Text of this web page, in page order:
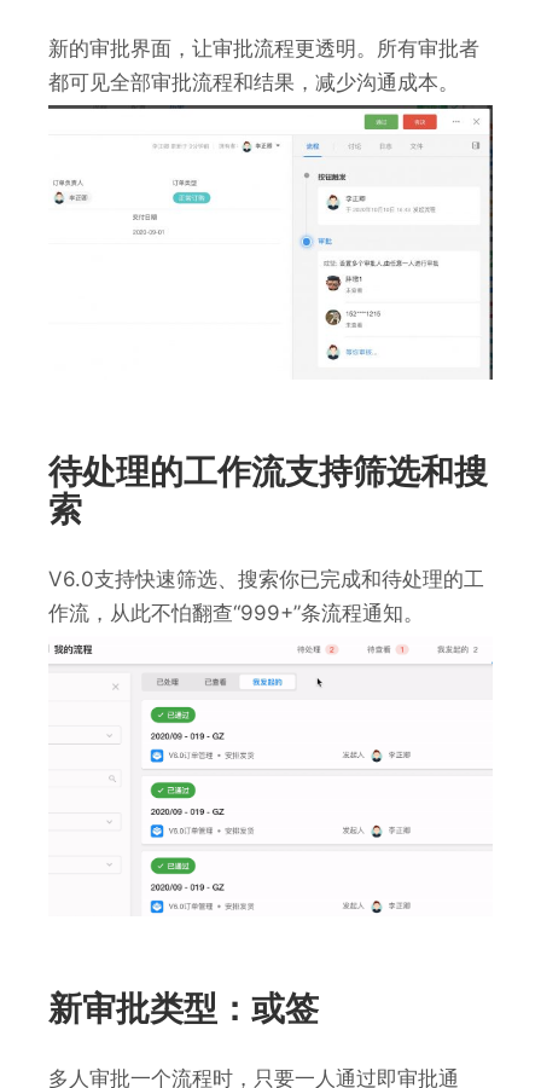
新的审批界面，让审批流程更透明。所有审批者
都可见全部审批流程和结果，减少沟通成本。
待处理的工作流支持筛选和搜
索
V6.0支持快速筛选、搜索你已完成和待处理的工
作流，从此不怕翻查“999+”条流程通知。
新审批类型：或签
多人审批一个流程时，只要一人通过即审批通